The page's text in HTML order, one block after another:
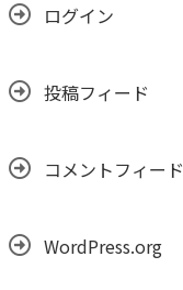
ログイン
投稿フィード
コメントフィード
WordPress.org